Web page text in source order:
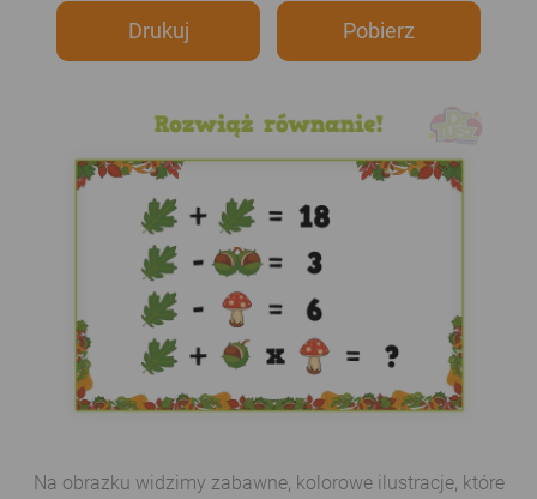
Drukuj Pobierz
Na obrazku widzimy zabawne, kolorowe ilustracje, które